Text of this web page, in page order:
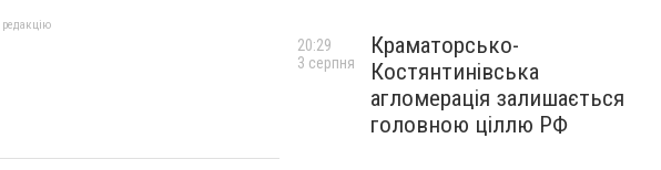
Краматорсько-
Костянтинівська
агломерація залишається
головною ціллю РФ
20:29
3 серпня